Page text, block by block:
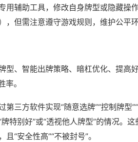
用辅助工具，修改自身牌型或隐藏操
但需注意遵守游戏规则，维护公平环
型、智能出牌策略、暗杠优化、提高
。
三方软件实现“随意选牌”“控制牌型
特别好”或“透视他人牌型”的情况。
“安全性高”“不被封号”。